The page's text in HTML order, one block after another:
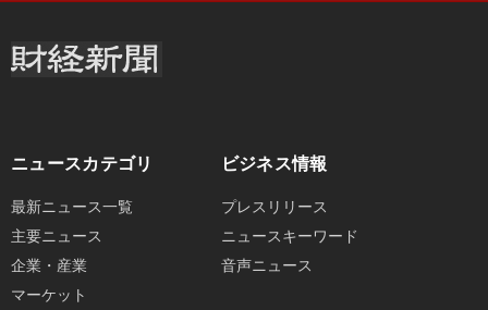
ニュースカテゴリ
最新ニュース一覧
主要ニュース
企業・産業
マーケット
ビジネス情報
プレスリリース
ニュースキーワード
音声ニュース